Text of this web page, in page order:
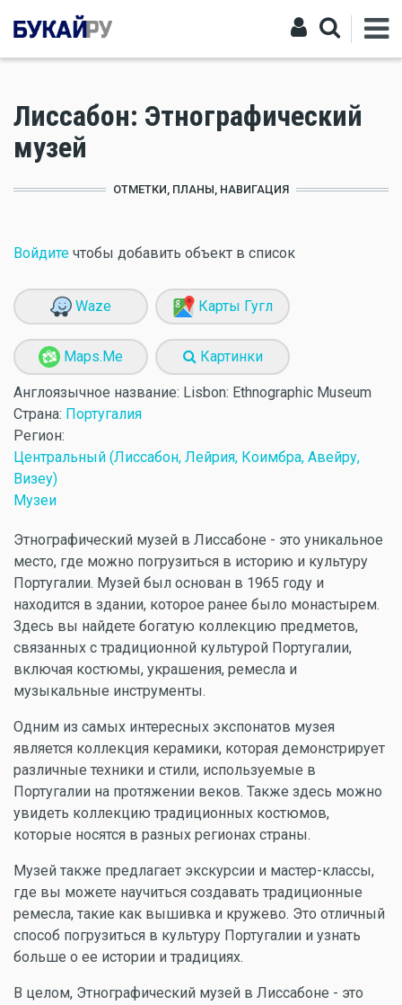
Лиссабон: Этнографический
музей
ОТМЕТКИ, ПЛАНЫ, НАВИГАЦИЯ
Войдите чтобы добавить объект в список
Waze Карты Гугл
Maps.Me Картинки
Англоязычное название: Lisbon: Ethnographic Museum
Страна: Португалия
Регион:
Центральный (Лиссабон, Лейрия, Коимбра, Авейру,
Визеу)
Музеи
Этнографический музей в Лиссабоне - это уникальное
место, где можно погрузиться в историю и культуру
Португалии. Музей был основан в 1965 году и
находится в здании, которое ранее было монастырем.
Здесь вы найдете богатую коллекцию предметов,
связанных с традиционной культурой Португалии,
включая костюмы, украшения, ремесла и
музыкальные инструменты.
Одним из самых интересных экспонатов музея
является коллекция керамики, которая демонстрирует
различные техники и стили, используемые в
Португалии на протяжении веков. Также здесь можно
увидеть коллекцию традиционных костюмов,
которые носятся в разных регионах страны.
Музей также предлагает экскурсии и мастер-классы,
где вы можете научиться создавать традиционные
ремесла, такие как вышивка и кружево. Это отличный
способ погрузиться в культуру Португалии и узнать
больше о ее истории и традициях.
В целом, Этнографический музей в Лиссабоне - это